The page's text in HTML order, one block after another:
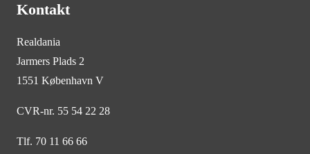
Kontakt
Realdania
Jarmers Plads 2
1551 København V
CVR-nr. 55 54 22 28
Tlf. 70 11 66 66